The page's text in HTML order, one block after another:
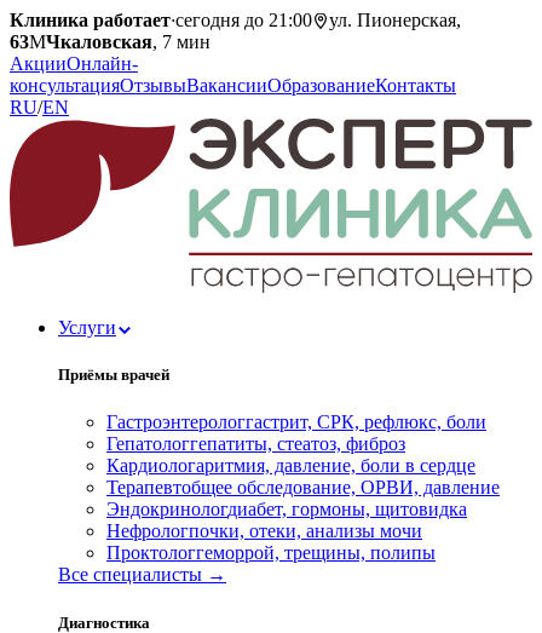
Клиника работает·сегодня до 21:00
ул. Пионерская,
63МЧкаловская, 7 мин
АкцииОнлайн-
консультацияОтзывыВакансииОбразованиеКонтакты
RU/EN
Услуги
Приёмы врачей
Гастроэнтерологгастрит, СРК, рефлюкс, боли
Гепатологгепатиты, стеатоз, фиброз
Кардиологаритмия, давление, боли в сердце
Терапевтобщее обследование, ОРВИ, давление
Эндокринологдиабет, гормоны, щитовидка
Нефрологпочки, отеки, анализы мочи
Проктологгеморрой, трещины, полипы
Все специалисты →
Диагностика